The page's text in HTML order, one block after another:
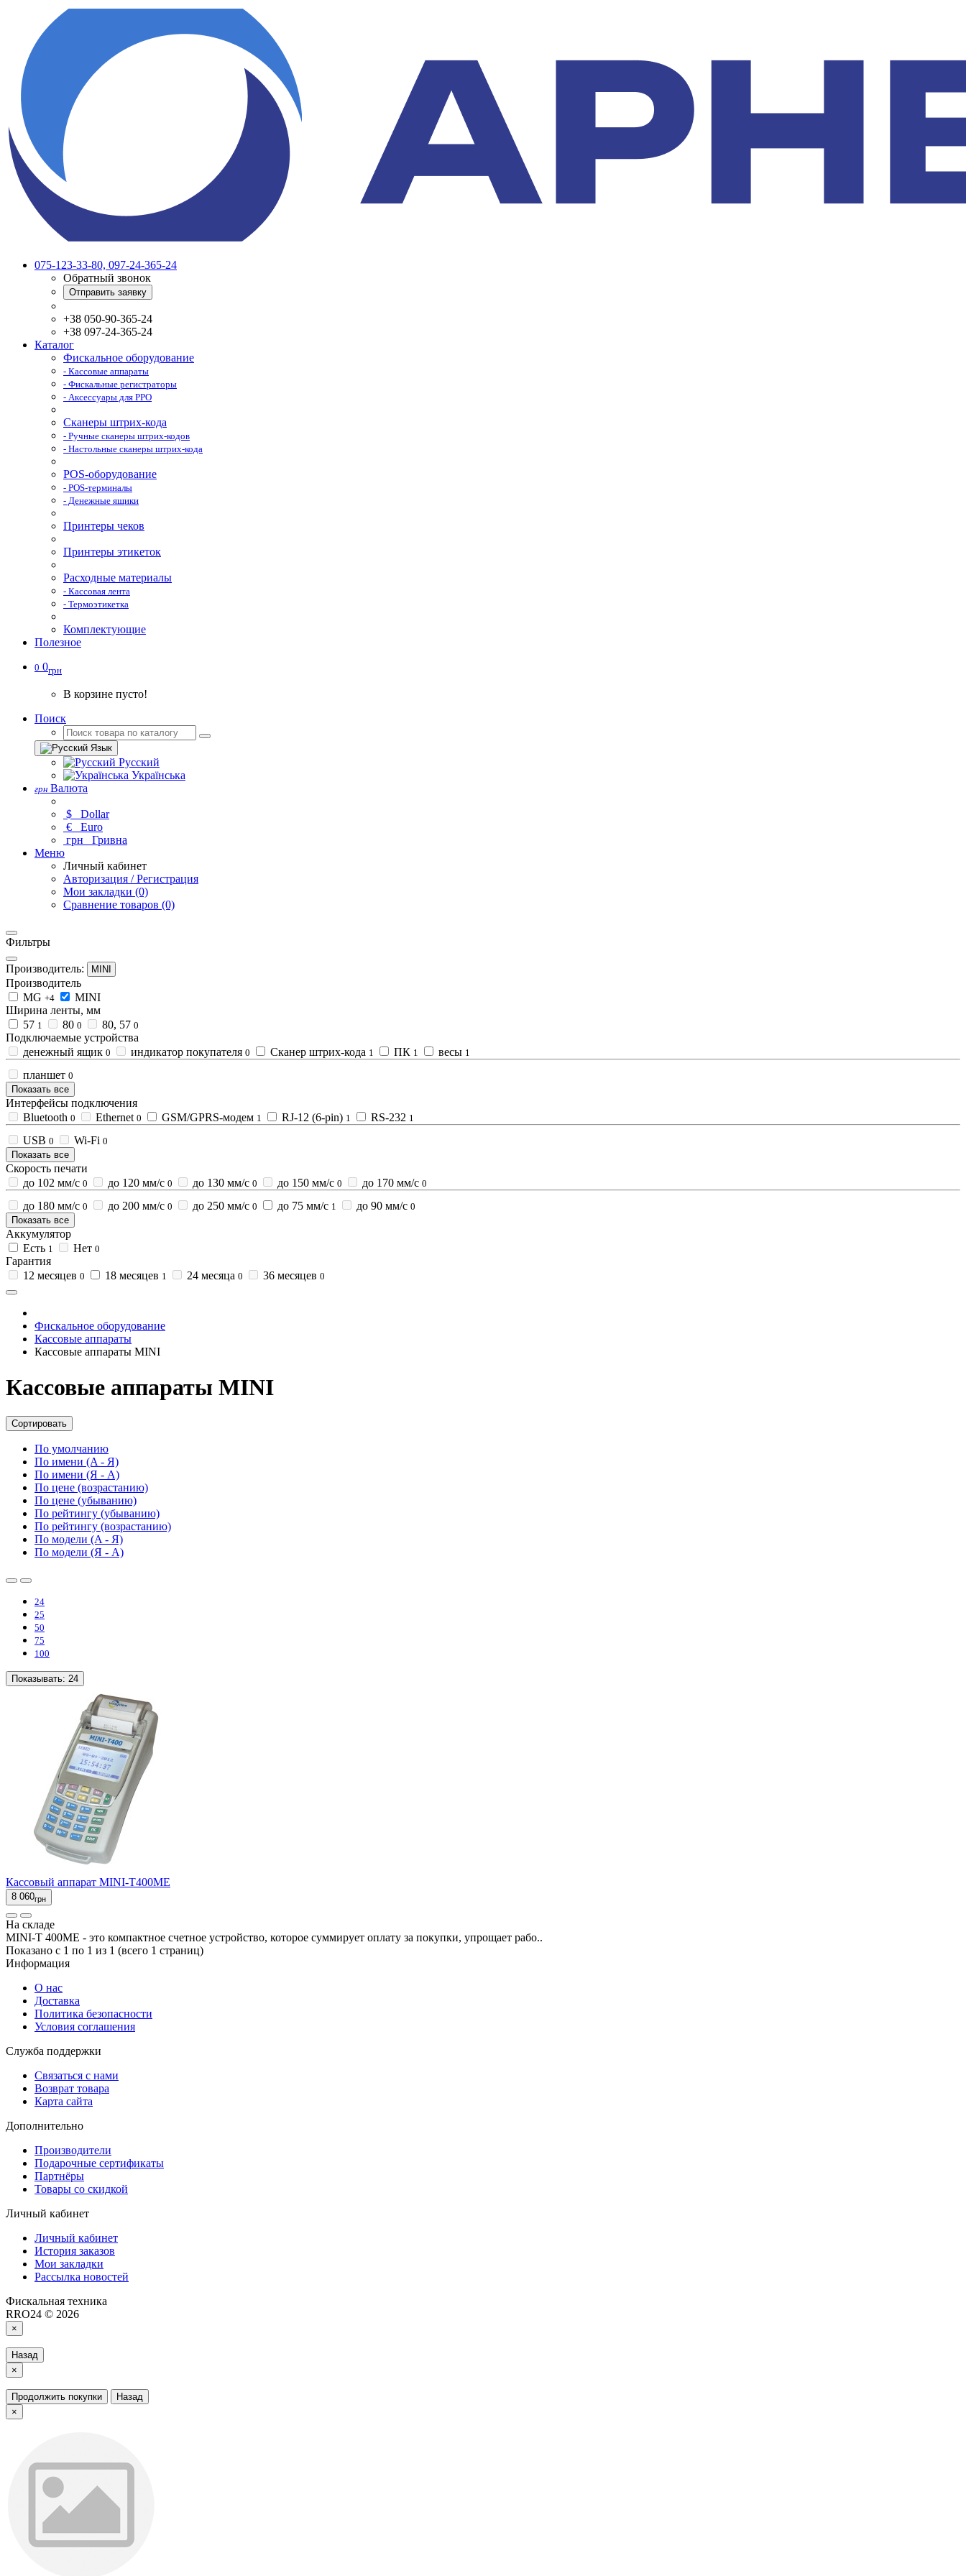
075-123-33-80, 097-24-365-24
Обратный звонок
Отправить заявку
+38 050-90-365-24
+38 097-24-365-24
Каталог
Фискальное оборудование
- Кассовые аппараты
- Фискальные регистраторы
- Аксессуары для РРО
Сканеры штрих-кода
- Ручные сканеры штрих-кодов
- Настольные сканеры штрих-кода
POS-оборудование
- POS-терминалы
- Денежные ящики
Принтеры чеков
Принтеры этикеток
Расходные материалы
- Кассовая лента
- Термоэтикетка
Комплектующие
Полезное
0 0грн
В корзине пусто!
Поиск
Язык
Русский
Українська
грн Валюта
$ Dollar
€ Euro
грн Гривна
Меню
Личный кабинет
Авторизация / Регистрация
Мои закладки (0)
Сравнение товаров (0)
Фильтры
Производитель: MINI
Производитель
MG +4
MINI
Ширина ленты, мм
57 1 80 0 80, 57 0
Подключаемые устройства
денежный ящик 0 индикатор покупателя 0 Сканер штрих-кода 1 ПК 1 весы 1
планшет 0
Показать все
Интерфейсы подключения
Bluetooth 0 Ethernet 0 GSM/GPRS-модем 1 RJ-12 (6-pin) 1 RS-232 1
USB 0 Wi-Fi 0
Показать все
Скорость печати
до 102 мм/с 0 до 120 мм/с 0 до 130 мм/с 0 до 150 мм/с 0 до 170 мм/с 0
до 180 мм/с 0 до 200 мм/с 0 до 250 мм/с 0 до 75 мм/с 1 до 90 мм/с 0
Показать все
Аккумулятор
Есть 1 Нет 0
Гарантия
12 месяцев 0 18 месяцев 1 24 месяца 0 36 месяцев 0
Фискальное оборудование
Кассовые аппараты
Кассовые аппараты MINI
Кассовые аппараты MINI
Сортировать
По умолчанию
По имени (A - Я)
По имени (Я - A)
По цене (возрастанию)
По цене (убыванию)
По рейтингу (убыванию)
По рейтингу (возрастанию)
По модели (A - Я)
По модели (Я - A)
24
25
50
75
100
Показывать: 24
Кассовый аппарат MINI-T400МЕ
8 060грн
На складе
MINI-T 400МЕ - это компактное счетное устройство, которое суммирует оплату за покупки, упрощает рабо..
Показано с 1 по 1 из 1 (всего 1 страниц)
Информация
О нас
Доставка
Политика безопасности
Условия соглашения
Служба поддержки
Связаться с нами
Возврат товара
Карта сайта
Дополнительно
Производители
Подарочные сертификаты
Партнёры
Товары со скидкой
Личный кабинет
Личный кабинет
История заказов
Мои закладки
Рассылка новостей
Фискальная техника
RRO24 © 2026
×
Назад
×
Продолжить покупки
Назад
×